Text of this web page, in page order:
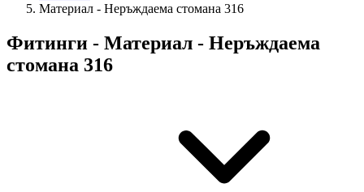
Материал - Неръждаема стомана 316
Фитинги - Материал - Неръждаема
стомана 316